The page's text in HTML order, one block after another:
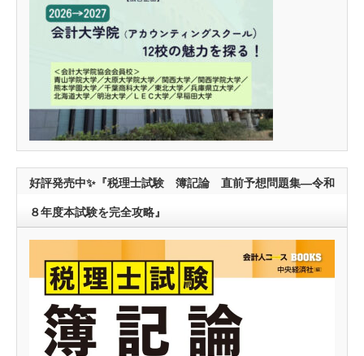
好評発売中✨『税理士試験 簿記論 直前予想問題集―令和
８年度本試験を完全攻略』